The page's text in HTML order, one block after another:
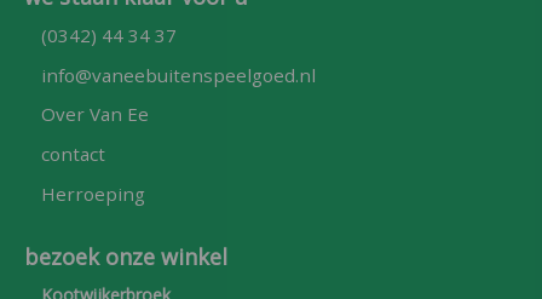
(0342) 44 34 37
info@vaneebuitenspeelgoed.nl
Over Van Ee
contact
Herroeping
bezoek onze winkel